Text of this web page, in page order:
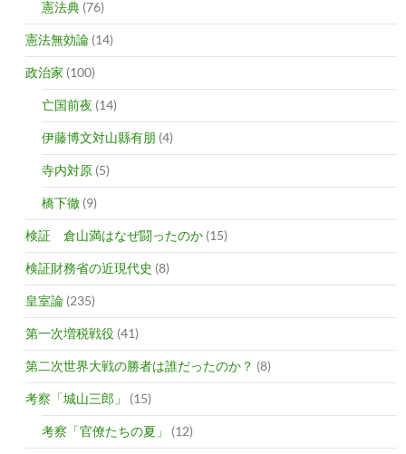
憲法典 (76)
憲法無効論 (14)
政治家 (100)
亡国前夜 (14)
伊藤博文対山縣有朋 (4)
寺内対原 (5)
橋下徹 (9)
検証 倉山満はなぜ闘ったのか (15)
検証財務省の近現代史 (8)
皇室論 (235)
第一次増税戦役 (41)
第二次世界大戦の勝者は誰だったのか？ (8)
考察「城山三郎」 (15)
考察「官僚たちの夏」 (12)